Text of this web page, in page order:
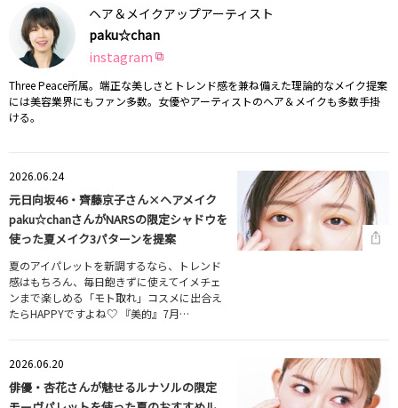
ヘア＆メイクアップアーティスト
paku☆chan
instagram
Three Peace所属。端正な美しさとトレンド感を兼ね備えた理論的なメイク提案
には美容業界にもファン多数。女優やアーティストのヘア＆メイクも多数手掛
ける。
2026.06.24
元日向坂46・齊藤京子さん×ヘアメイク
paku☆chanさんがNARSの限定シャドウを
使った夏メイク3パターンを提案
夏のアイパレットを新調するなら、トレンド
感はもちろん、毎日飽きずに使えてイメチェ
ンまで楽しめる「モト取れ」コスメに出合え
たらHAPPYですよね♡ 『美的』7月…
2026.06.20
俳優・杏花さんが魅せるルナソルの限定